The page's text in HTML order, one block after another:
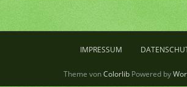
IMPRESSUM
Theme vonColorlib Powered by